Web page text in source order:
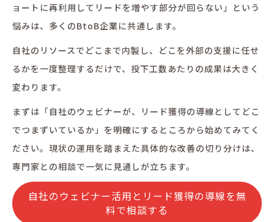
ョートに再利用してリードを増やす部分が回らない」という
悩みは、多くのBtoB企業に共通します。
自社のリソースでどこまで内製し、どこを外部の支援に任せ
るかを一度整理するだけで、投下工数あたりの成果は大きく
変わります。
まずは「自社のウェビナーが、リード獲得の導線としてどこ
でつまずいているか」を明確にするところから始めてみてく
ださい。現状の運用を踏まえた具体的な改善の切り分けは、
専門家との相談で一気に見通しが立ちます。
自社のウェビナー活用とリード獲得の導線を無
料で相談する